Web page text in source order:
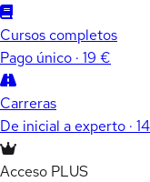
Cursos completos
Pago único · 19 €
Carreras
De inicial a experto ·
Acceso PLUS